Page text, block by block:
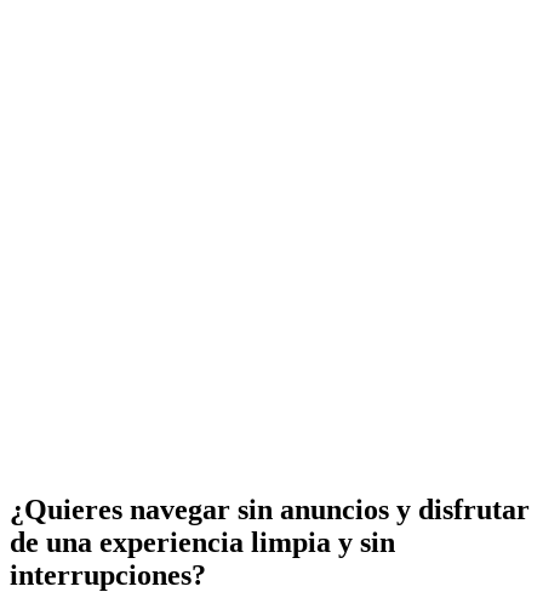
¿Quieres navegar sin anuncios y disfrutar
de una experiencia limpia y sin
interrupciones?